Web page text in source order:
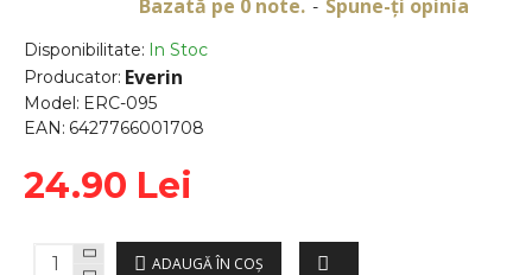
Disponibilitate: In Stoc
Producator: Everin
Model: ERC-095
EAN: 6427766001708
Bazată pe 0 note. - Spune-ţi opinia
24.90 Lei
ADAUGĂ ÎN COŞ